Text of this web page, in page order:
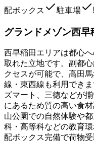
配ボックス
駐車場
グランドメゾン西早
西早稲田エリアは都心
取れた立地です。副都
クセスが可能で、高田
線・東西線も利用でき
ズマート、三徳などが
にあるため質の高い食
山公園での自然体験や
科・高等科などの教育
配ボックス完備で荷物